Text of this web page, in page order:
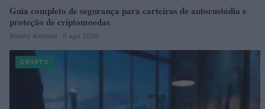
Guia completo de segurança para carteiras de autocustódia e
proteção de criptomoedas
Beatriz Almeida · 6 ago 2026
CRYPTO